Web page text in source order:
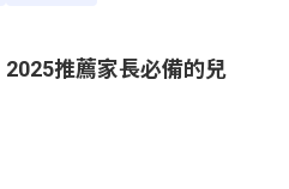
推薦家長必備的兒